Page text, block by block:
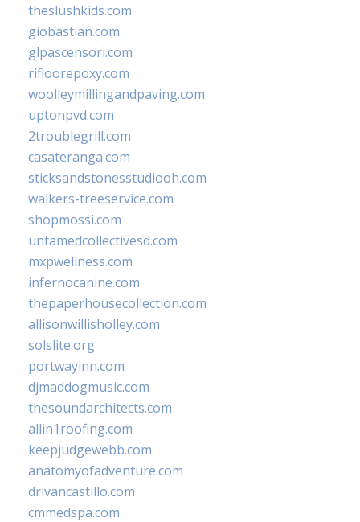
theslushkids.com
giobastian.com
glpascensori.com
rifloorepoxy.com
woolleymillingandpaving.com
uptonpvd.com
2troublegrill.com
casateranga.com
sticksandstonesstudiooh.com
walkers-treeservice.com
shopmossi.com
untamedcollectivesd.com
mxpwellness.com
infernocanine.com
thepaperhousecollection.com
allisonwillisholley.com
solslite.org
portwayinn.com
djmaddogmusic.com
thesoundarchitects.com
allin1roofing.com
keepjudgewebb.com
anatomyofadventure.com
drivancastillo.com
cmmedspa.com